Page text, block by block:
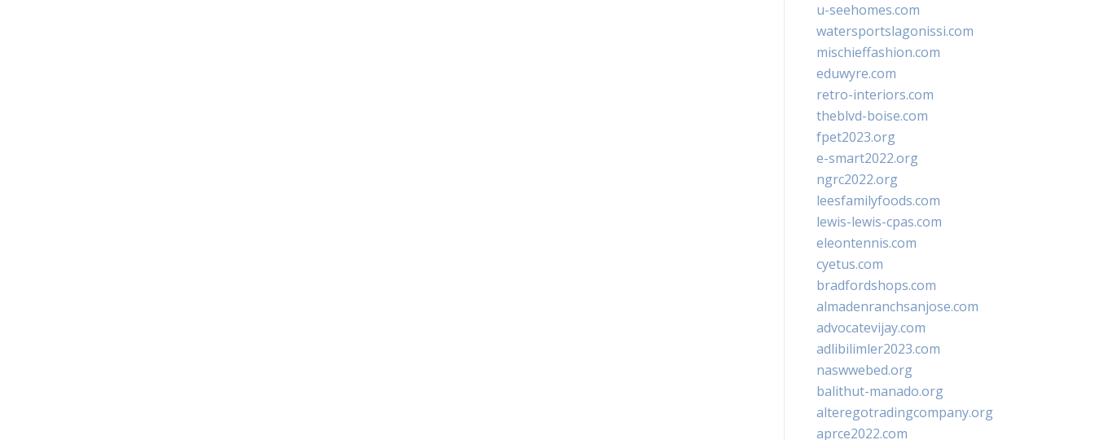
u-seehomes.com
watersportslagonissi.com
mischieffashion.com
eduwyre.com
retro-interiors.com
theblvd-boise.com
fpet2023.org
e-smart2022.org
ngrc2022.org
leesfamilyfoods.com
lewis-lewis-cpas.com
eleontennis.com
cyetus.com
bradfordshops.com
almadenranchsanjose.com
advocatevijay.com
adlibilimler2023.com
naswwebed.org
balithut-manado.org
alteregotradingcompany.org
aprce2022.com